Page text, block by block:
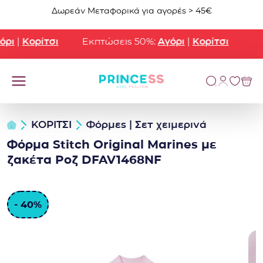
Μετάβαση στο περιεχόμενο
Δωρεάν Μεταφορικά για αγορές > 45€
|Κορίτσι Εκπτώσεις 50%:Αγόρι|Κορίτσι
ΚΟΡΙΤΣΙ Φόρμες | Σετ χειμερινά
Φόρμα Stitch Original Marines με
ζακέτα Ροζ DFAV1468NF
- 40%